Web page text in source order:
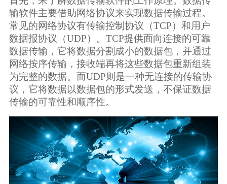
金融行业
基因行业
汽车行业
生产制造业
IT互联网行业
影视制作业
输软件主要借助网络协议来实现数据传输过程。
常见的网络协议有传输控制协议（TCP）和用户
数据报协议（UDP）。TCP提供面向连接的可靠
数据传输，它将数据分割成小的数据包，并通过
网络按序传输，接收端再将这些数据包重新组装
为完整的数据。而UDP则是一种无连接的传输协
议，它将数据以数据包的形式发送，不保证数据
传输的可靠性和顺序性。